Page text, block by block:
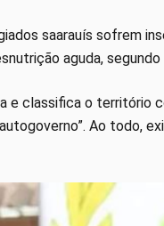
saarauís sofrem
aguda,
classifica o território
Ao todo,